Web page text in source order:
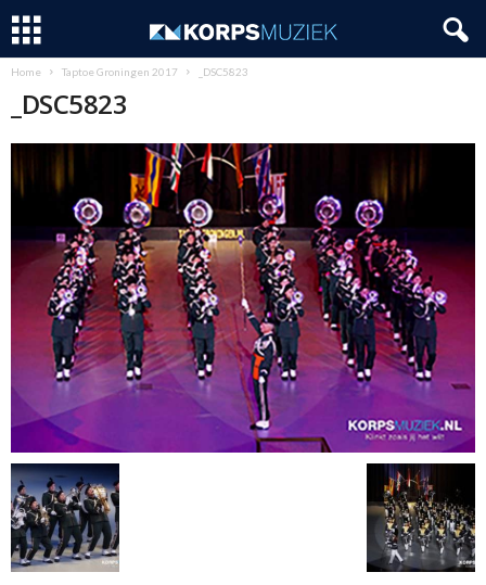
Home Taptoe Groningen 2017 _DSC5823
_DSC5823